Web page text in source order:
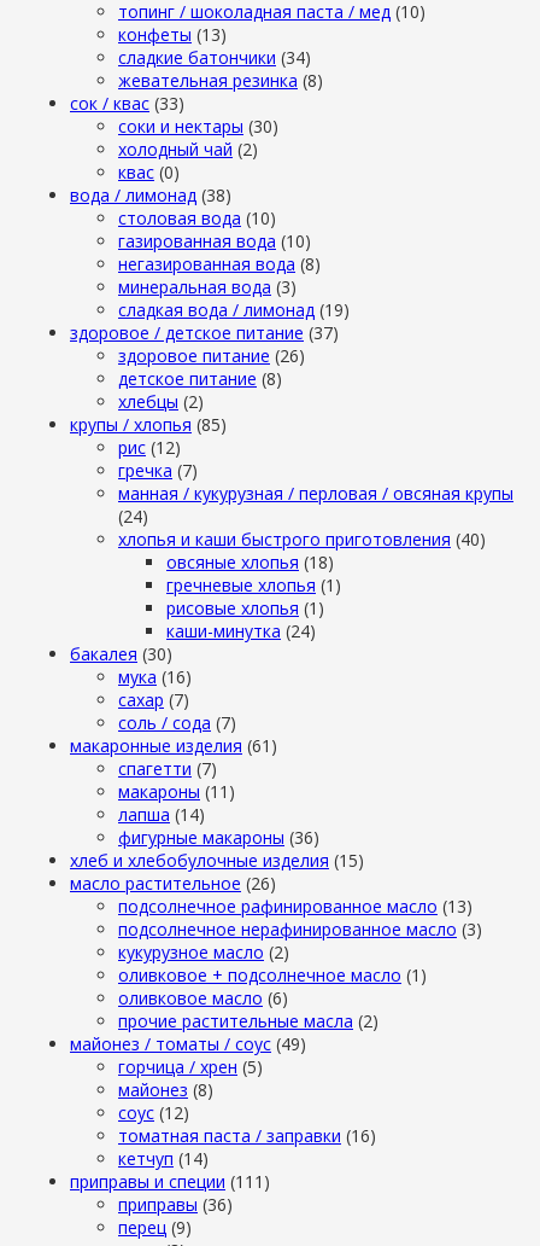
топинг / шоколадная паста / мед (10)
конфеты (13)
сладкие батончики (34)
жевательная резинка (8)
сок / квас (33)
соки и нектары (30)
холодный чай (2)
квас (0)
вода / лимонад (38)
столовая вода (10)
газированная вода (10)
негазированная вода (8)
минеральная вода (3)
сладкая вода / лимонад (19)
здоровое / детское питание (37)
здоровое питание (26)
детское питание (8)
хлебцы (2)
крупы / хлопья (85)
рис (12)
гречка (7)
манная / кукурузная / перловая / овсяная крупы
(24)
хлопья и каши быстрого приготовления (40)
овсяные хлопья (18)
гречневые хлопья (1)
рисовые хлопья (1)
каши-минутка (24)
бакалея (30)
мука (16)
сахар (7)
cоль / cода (7)
макаронные изделия (61)
cпагетти (7)
макароны (11)
лапша (14)
фигурные макароны (36)
хлеб и хлебобулочные изделия (15)
масло растительное (26)
подсолнечное рафинированное масло (13)
подсолнечное нерафинированное масло (3)
кукурузное масло (2)
оливковое + подсолнечное масло (1)
оливковое масло (6)
прочие растительные масла (2)
майонез / томаты / соус (49)
горчица / хрен (5)
майонез (8)
соус (12)
томатная паста / заправки (16)
кетчуп (14)
приправы и специи (111)
приправы (36)
перец (9)